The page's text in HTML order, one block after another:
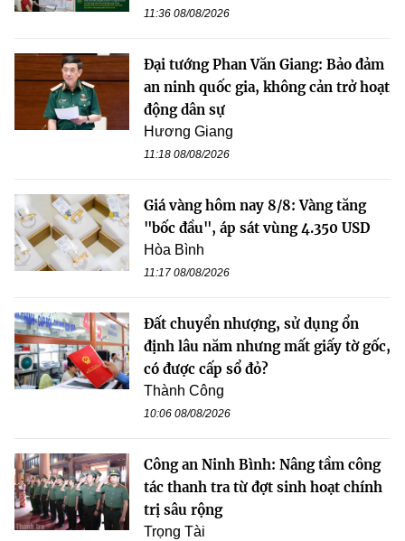
11:36 08/08/2026
Đại tướng Phan Văn Giang: Bảo đảm
an ninh quốc gia, không cản trở hoạt
động dân sự
Hương Giang
11:18 08/08/2026
Giá vàng hôm nay 8/8: Vàng tăng
"bốc đầu", áp sát vùng 4.350 USD
Hòa Bình
11:17 08/08/2026
Đất chuyển nhượng, sử dụng ổn
định lâu năm nhưng mất giấy tờ gốc,
có được cấp sổ đỏ?
Thành Công
10:06 08/08/2026
Công an Ninh Bình: Nâng tầm công
tác thanh tra từ đợt sinh hoạt chính
trị sâu rộng
Trọng Tài